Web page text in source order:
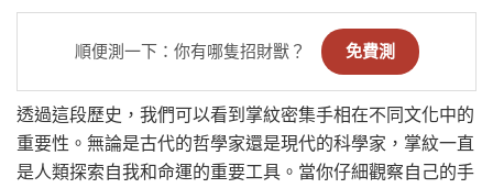
順便測一下：你有哪隻招財獸？ 免費測
透過這段歷史，我們可以看到掌紋密集手相在不同文化中的
重要性。無論是古代的哲學家還是現代的科學家，掌紋一直
是人類探索自我和命運的重要工具。當你仔細觀察自己的手